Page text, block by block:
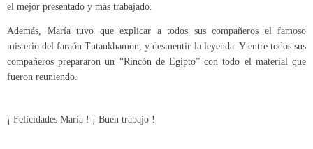
el mejor presentado y más trabajado.
Además, María tuvo que explicar a todos sus compañeros el famoso
misterio del faraón Tutankhamon, y desmentir la leyenda. Y entre todos sus
compañeros prepararon un “Rincón de Egipto” con todo el material que
fueron reuniendo.
¡ Felicidades María ! ¡ Buen trabajo !